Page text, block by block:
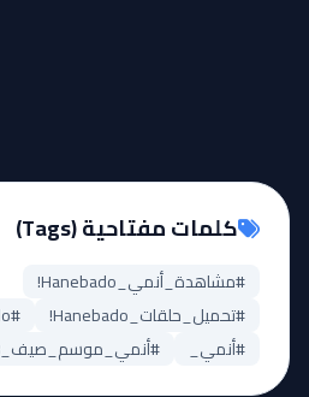
كلمات مفتاحية (Tags)
#مشاهدة_أنمي_Hanebado!
#تحميل_حلقات_Hanebado!
#Hanebado!_مترجم
#أنمي_
#أنمي_موسم_صيف_2018